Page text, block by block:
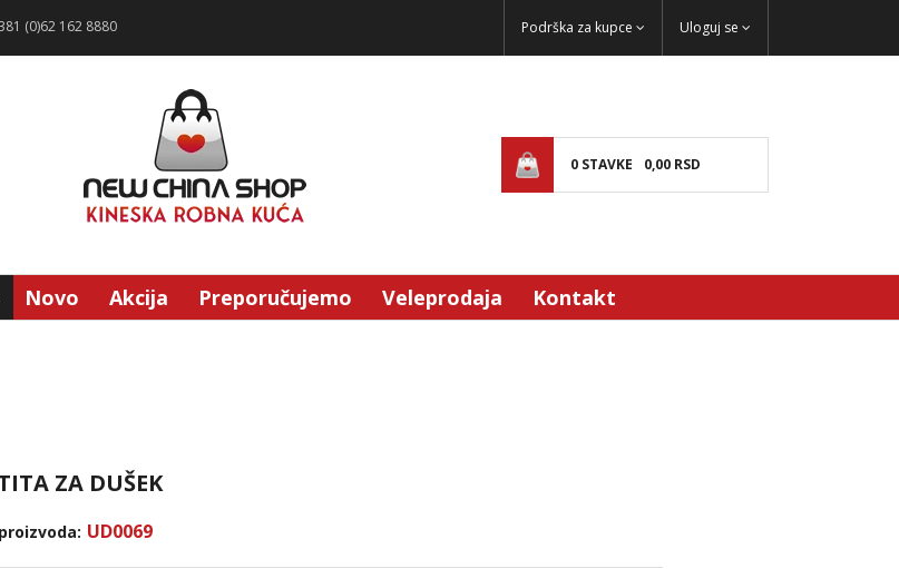
(0)62 162 8880 Podrška za kupce Uloguj se
0 STAVKE 0,00 RSD
Novo Akcija Preporučujemo Veleprodaja Kontakt
ZA DUŠEK
UD0069